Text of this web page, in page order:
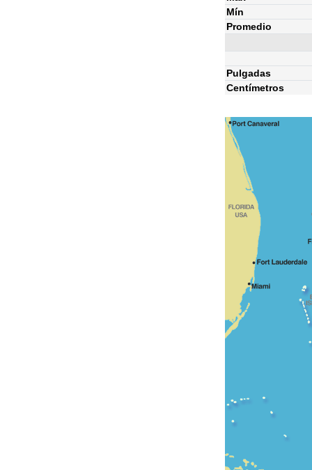
Mín
Promedio
Pulgadas
Centímetros